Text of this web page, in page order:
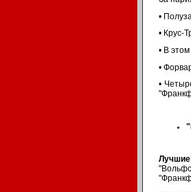
•
• Крус-
• В
•
•